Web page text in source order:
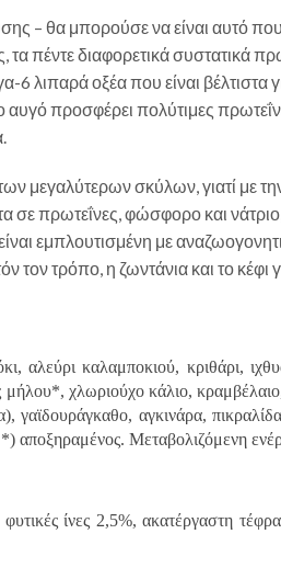
– θα μπορούσε να είναι αυτό
τα πέντε διαφορετικά
λιπαρά οξέα που είναι βέλτιστα
προσφέρει πολύτιμες
μεγαλύτερων σκύλων, γιατί με
σε πρωτεΐνες, φώσφορο και
εμπλουτισμένη με
τρόπο, η ζωντάνια και το
αλεύρι καλαμποκιού, κριθάρι,
χλωριούχο κάλιο,
αγκινάρα,
αποξηραμένος. Μεταβολιζόμενη
ίνες 2,5%, ακατέργαστη